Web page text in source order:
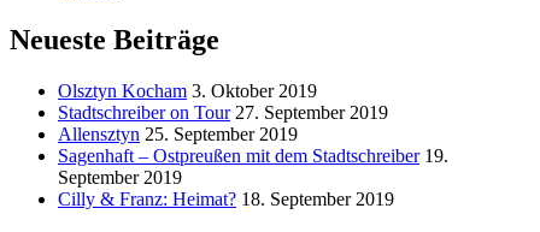
Neueste Beiträge
Olsztyn Kocham 3. Oktober 2019
Stadtschreiber on Tour 27. September 2019
Allensztyn 25. September 2019
Sagenhaft – Ostpreußen mit dem Stadtschreiber 19.
September 2019
Cilly & Franz: Heimat? 18. September 2019